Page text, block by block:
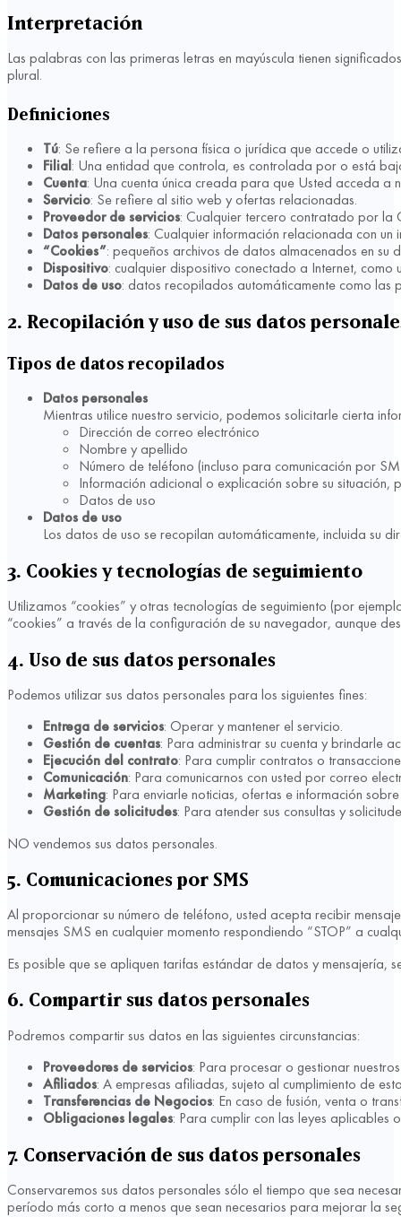
Interpretación
Las palabras con las primeras letras en mayúscula tienen
plural.
Definiciones
Tú: Se refiere a la persona física o jurídica que accede o
Filial: Una entidad que controla, es controlada por o está
Cuenta: Una cuenta única creada para que Usted acceda a
Servicio: Se refiere al sitio web y ofertas relacionadas.
Proveedor de servicios: Cualquier tercero contratado por la
Datos personales: Cualquier información relacionada con un
“Cookies”: pequeños archivos de datos almacenados en su
Dispositivo: cualquier dispositivo conectado a Internet,
Datos de uso: datos recopilados automáticamente como las
2. Recopilación y uso de sus datos
Tipos de datos recopilados
Datos personales
Mientras utilice nuestro servicio, podemos solicitarle cierta
Dirección de correo electrónico
Nombre y apellido
Número de teléfono (incluso para comunicación por
Información adicional o explicación sobre su situación,
Datos de uso
Datos de uso
Los datos de uso se recopilan automáticamente, incluida su
3. Cookies y tecnologías de seguimiento
Utilizamos “cookies” y otras tecnologías de seguimiento (por
“cookies” a través de la configuración de su navegador, aunque
4. Uso de sus datos personales
Podemos utilizar sus datos personales para los siguientes fines:
Entrega de servicios: Operar y mantener el servicio.
Gestión de cuentas: Para administrar su cuenta y brindarle
Ejecución del contrato: Para cumplir contratos o
Comunicación: Para comunicarnos con usted por correo
Marketing: Para enviarle noticias, ofertas e información
Gestión de solicitudes: Para atender sus consultas y
NO vendemos sus datos personales.
5. Comunicaciones por SMS
Al proporcionar su número de teléfono, usted acepta recibir
mensajes SMS en cualquier momento respondiendo “STOP” a
Es posible que se apliquen tarifas estándar de datos y mensajería,
6. Compartir sus datos personales
Podremos compartir sus datos en las siguientes circunstancias:
Proveedores de servicios: Para procesar o gestionar
Afiliados: A empresas afiliadas, sujeto al cumplimiento de
Transferencias de Negocios: En caso de fusión, venta o
Obligaciones legales: Para cumplir con las leyes aplicables
7. Conservación de sus datos personales
Conservaremos sus datos personales sólo el tiempo que sea
período más corto a menos que sean necesarios para mejorar la